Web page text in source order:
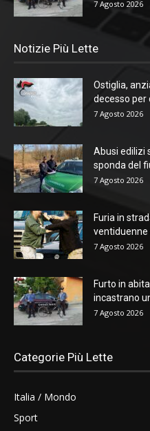
7 Agosto 2026
Notizie Più Lette
Ostiglia,
decesso per
7 Agosto 2026
Abusi edilizi
sponda del
7 Agosto 2026
Furia in
ventiduenne
7 Agosto 2026
Furto in
incastrano
7 Agosto 2026
Categorie Più Lette
Italia / Mondo
Sport